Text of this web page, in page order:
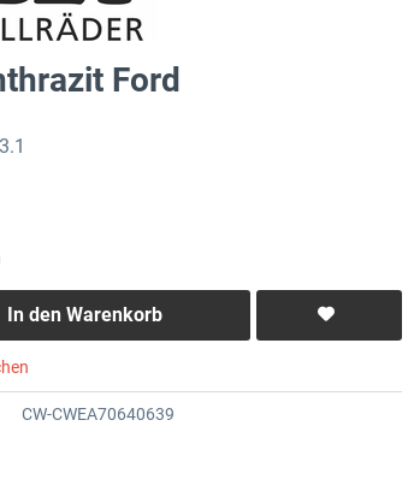
Ford
In den Warenkorb
CW-CWEA70640639